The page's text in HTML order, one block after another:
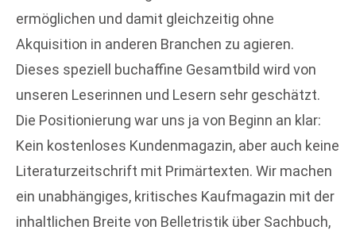
ermöglichen und damit gleichzeitig ohne
Akquisition in anderen Branchen zu agieren.
Dieses speziell buchaffine Gesamtbild wird von
unseren Leserinnen und Lesern sehr geschätzt.
Die Positionierung war uns ja von Beginn an klar:
Kein kostenloses Kundenmagazin, aber auch keine
Literaturzeitschrift mit Primärtexten. Wir machen
ein unabhängiges, kritisches Kaufmagazin mit der
inhaltlichen Breite von Belletristik über Sachbuch,